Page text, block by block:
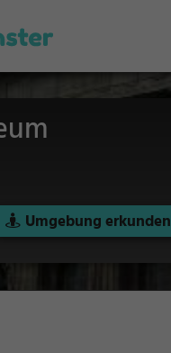
Umgebung erkunden